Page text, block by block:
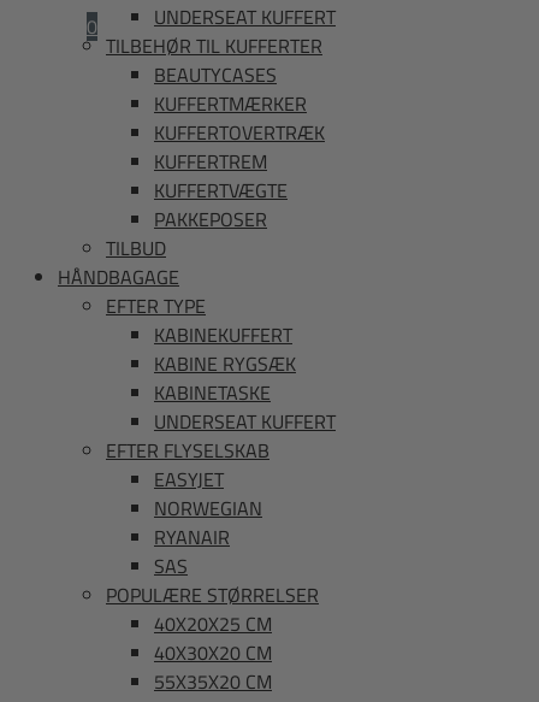
0
UNDERSEAT KUFFERT
TILBEHØR TIL KUFFERTER
BEAUTYCASES
KUFFERTMÆRKER
KUFFERTOVERTRÆK
KUFFERTREM
KUFFERTVÆGTE
PAKKEPOSER
TILBUD
HÅNDBAGAGE
EFTER TYPE
KABINEKUFFERT
KABINE RYGSÆK
KABINETASKE
UNDERSEAT KUFFERT
EFTER FLYSELSKAB
EASYJET
NORWEGIAN
RYANAIR
SAS
POPULÆRE STØRRELSER
40X20X25 CM
40X30X20 CM
55X35X20 CM